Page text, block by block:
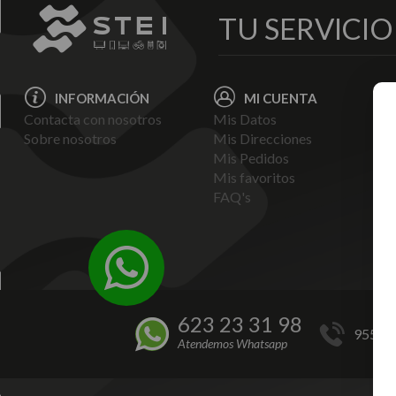
TU
INFORMACIÓN
Contacta con nosotros
Sobre nosotros
MI CUENTA
Mis Datos
Mis Direcciones
Mis Pedidos
Mis favoritos
FAQ's
623 23 31 98
Atendemos Whatsapp
955